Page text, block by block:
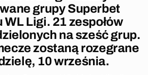
grupy Superbet
WL Ligi. 21 zespołów
na sześć grup.
zostaną rozegrane
10 września.